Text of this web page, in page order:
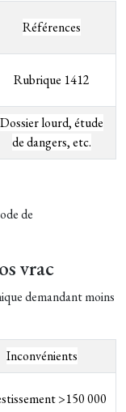
Références
Rubrique 1412
Dossier lourd, étude
de dangers, etc.
de
vrac
demandant moins
Inconvénients
>150 000